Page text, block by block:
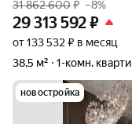
31 862 600₽ –8%
29 313 592₽
от 133 532 ₽ в месяц
38,5 м²
1-комн.
новостройка